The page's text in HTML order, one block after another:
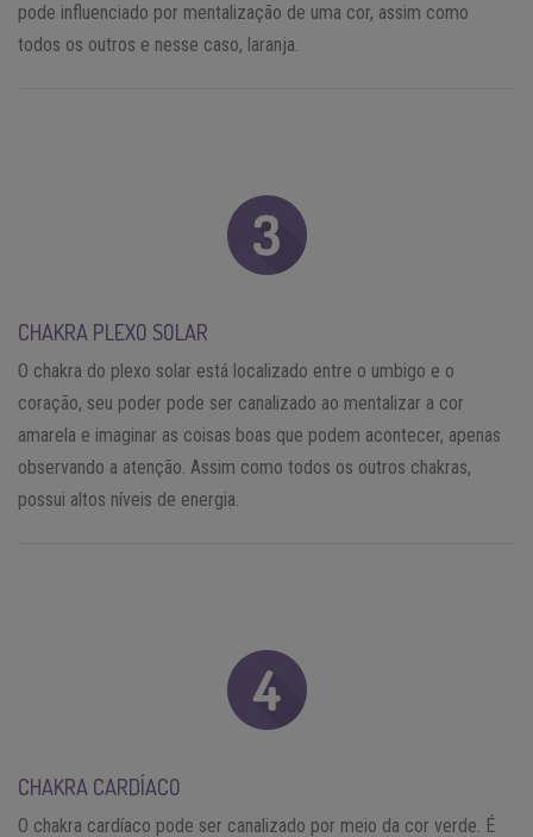
pode influenciado por mentalização de uma cor, assim como
todos os outros e nesse caso, laranja.
CHAKRA PLEXO SOLAR
O chakra do plexo solar está localizado entre o umbigo e o
coração, seu poder pode ser canalizado ao mentalizar a cor
amarela e imaginar as coisas boas que podem acontecer, apenas
observando a atenção. Assim como todos os outros chakras,
possui altos níveis de energia.
CHAKRA CARDÍACO
O chakra cardíaco pode ser canalizado por meio da cor verde. É